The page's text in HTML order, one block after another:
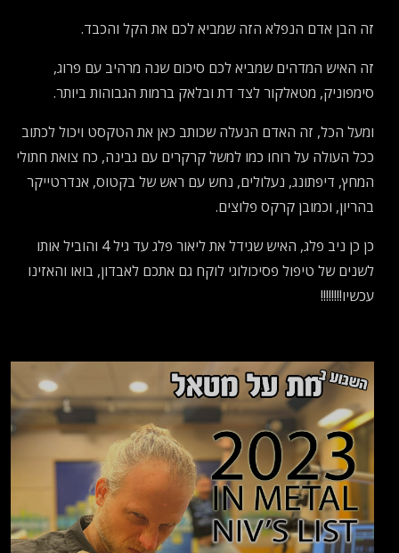
זה הבן אדם הנפלא הזה שמביא לכם את הקל והכבד.
זה האיש המדהים שמביא לכם סיכום שנה מרהיב עם פרוג,
סימפוניק, מטאלקור לצד דת ובלאק ברמות הגבוהות ביותר.
ומעל הכל, זה האדם הנעלה שכותב כאן את הטקסט ויכול לכתוב
ככל העולה על רוחו כמו למשל קרקרים עם גבינה, כח צואת חתולי
המחץ, דיפתונג, נעלולים, נחש עם ראש של בקטוס, אנדרטייקר
בהריון, וכמובן קרקס פלוצים.
כן כן ניב פלג, האיש שגידל את ליאור פלג עד גיל 4 והוביל אותו
לשנים של טיפול פסיכולוגי לוקח גם אתכם לאבדון, בואו והאזינו
עכשיו!!!!!!!!